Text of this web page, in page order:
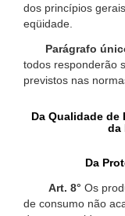
dos princípios
eqüidade.
Parágrafo
todos responderão
previstos nas
Da Qualidade de
da
Da
Art. 8° Os
de consumo não